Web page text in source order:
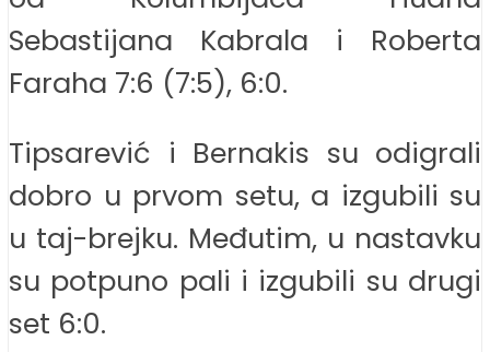
Sebastijana Kabrala i Roberta
Faraha 7:6 (7:5), 6:0.
Tipsarević i Bernakis su odigrali
dobro u prvom setu, a izgubili su
u taj-brejku. Međutim, u nastavku
su potpuno pali i izgubili su drugi
set 6:0.